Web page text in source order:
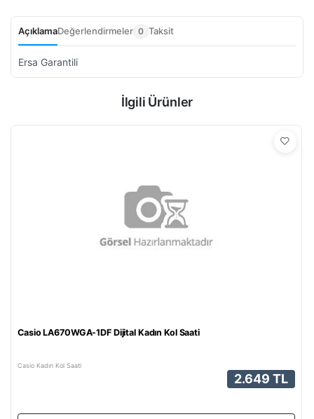
AçıklamaDeğerlendirmeler 0 Taksit
Ersa Garantili
İlgili Ürünler
Casio LA670WGA-1DF Dijital Kadın Kol Saati
Casio Kadın Kol Saati
2.649 TL